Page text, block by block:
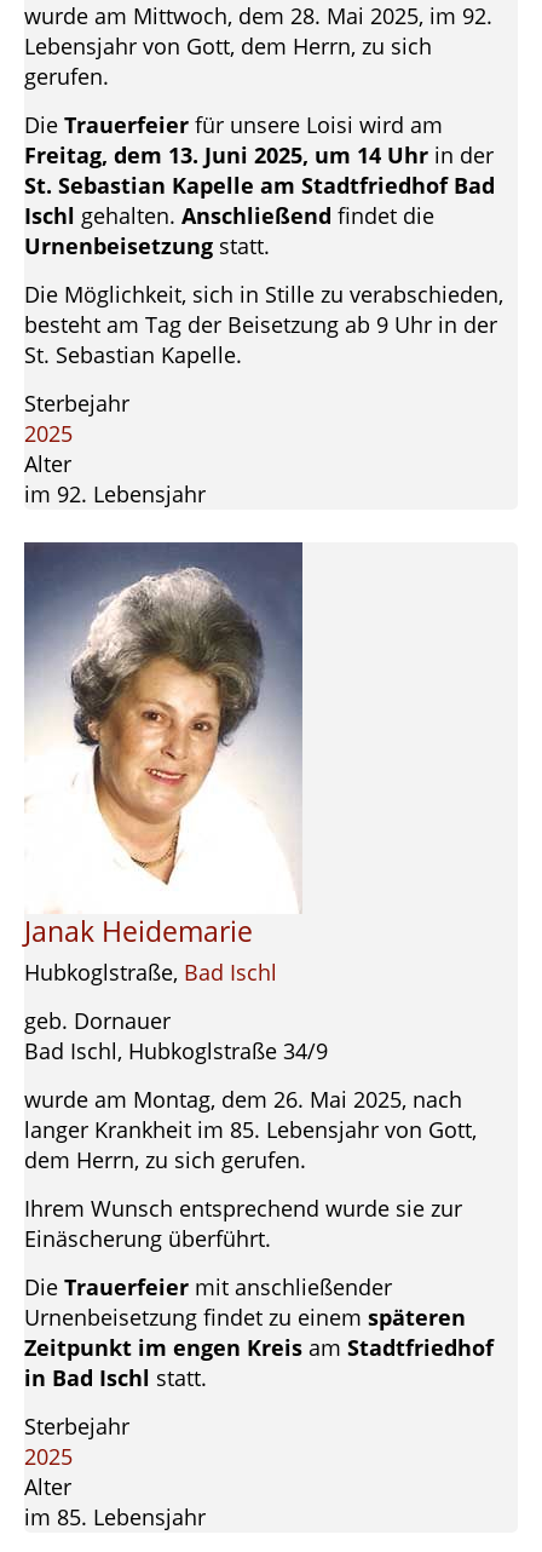
wurde am Mittwoch, dem 28. Mai 2025, im 92.
Lebensjahr von Gott, dem Herrn, zu sich
gerufen.
Die Trauerfeier für unsere Loisi wird am
Freitag, dem 13. Juni 2025, um 14 Uhr in der
St. Sebastian Kapelle am Stadtfriedhof Bad
Ischl gehalten. Anschließend findet die
Urnenbeisetzung statt.
Die Möglichkeit, sich in Stille zu verabschieden,
besteht am Tag der Beisetzung ab 9 Uhr in der
St. Sebastian Kapelle.
Sterbejahr
2025
Alter
im 92. Lebensjahr
Janak Heidemarie
Hubkoglstraße, Bad Ischl
geb. Dornauer
Bad Ischl, Hubkoglstraße 34/9
wurde am Montag, dem 26. Mai 2025, nach
langer Krankheit im 85. Lebensjahr von Gott,
dem Herrn, zu sich gerufen.
Ihrem Wunsch entsprechend wurde sie zur
Einäscherung überführt.
Die Trauerfeier mit anschließender
Urnenbeisetzung findet zu einem späteren
Zeitpunkt im engen Kreis am Stadtfriedhof
in Bad Ischl statt.
Sterbejahr
2025
Alter
im 85. Lebensjahr